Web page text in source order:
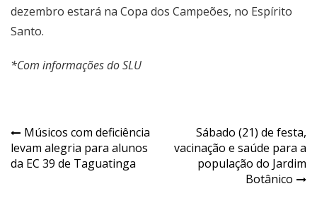
dezembro estará na Copa dos Campeões, no Espírito
Santo.
*Com informações do SLU
Navegação
de
Músicos com deficiência
levam alegria para alunos
da EC 39 de Taguatinga
Sábado (21) de festa,
vacinação e saúde para a
população do Jardim
Botânico